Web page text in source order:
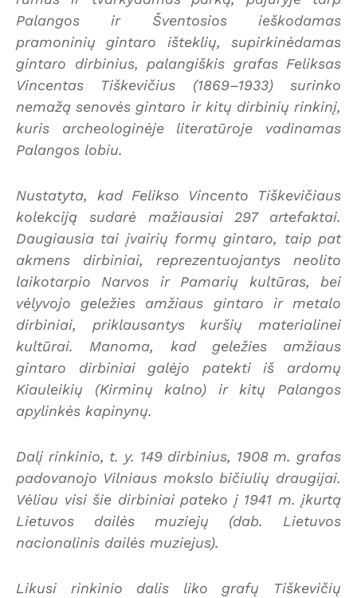
Palangos ir Šventosios ieškodamas
pramoninių gintaro išteklių, supirkinėdamas
gintaro dirbinius, palangiškis grafas Feliksas
Vincentas Tiškevičius (1869–1933) surinko
nemažą senovės gintaro ir kitų dirbinių rinkinį,
kuris archeologinėje literatūroje vadinamas
Palangos lobiu.
Nustatyta, kad Felikso Vincento Tiškevičiaus
kolekciją sudarė mažiausiai 297 artefaktai.
Daugiausia tai įvairių formų gintaro, taip pat
akmens dirbiniai, reprezentuojantys neolito
laikotarpio Narvos ir Pamarių kultūras, bei
vėlyvojo geležies amžiaus gintaro ir metalo
dirbiniai, priklausantys kuršių materialinei
kultūrai. Manoma, kad geležies amžiaus
gintaro dirbiniai galėjo patekti iš ardomų
Kiauleikių (Kirminų kalno) ir kitų Palangos
apylinkės kapinynų.
Dalį rinkinio, t. y. 149 dirbinius, 1908 m. grafas
padovanojo Vilniaus mokslo bičiulių draugijai.
Vėliau visi šie dirbiniai pateko į 1941 m. įkurtą
Lietuvos dailės muziejų (dab. Lietuvos
nacionalinis dailės muziejus).
Likusi rinkinio dalis liko grafų Tiškevičių